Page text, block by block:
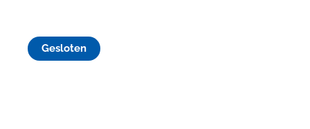
Gesloten